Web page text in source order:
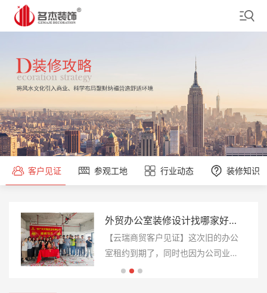
客户见证 参观工地 行业动态 装修知识
印刷办公室装修设计找哪家好？广州就找名杰装饰
【佳巧印刷客户见证】原始场地是非
常宽阔的，而且也进行了钢结构的搭
建，由于现场搭建二层，办公空间是
日化用品办公室装修设计就找名杰装饰
【振健生物科技客户见证】在网上了
解名杰装饰，看了他们做的案例，是
挺不错的，就找名杰装饰的设计师到
外贸办公室装修设计找哪家好？广州就找名杰装饰
【云瑞商贸客户见证】这次旧的办公
室租约到期了，同时也因为公司业务
调整，需要更大的办公装修设计空间
印刷办公室装修设计找哪家好？广州就找名杰装饰
【佳巧印刷客户见证】原始场地是非
常宽阔的，而且也进行了钢结构的搭
建，由于现场搭建二层，办公空间是
日化用品办公室装修设计就找名杰装饰
【振健生物科技客户见证】在网上了
解名杰装饰，看了他们做的案例，是
挺不错的，就找名杰装饰的设计师到